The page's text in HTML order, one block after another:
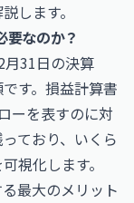
します。
なのか？
31日の決算
す。損益計算書
ーを表すのに対
ており、いくら
視化します。
最大のメリット